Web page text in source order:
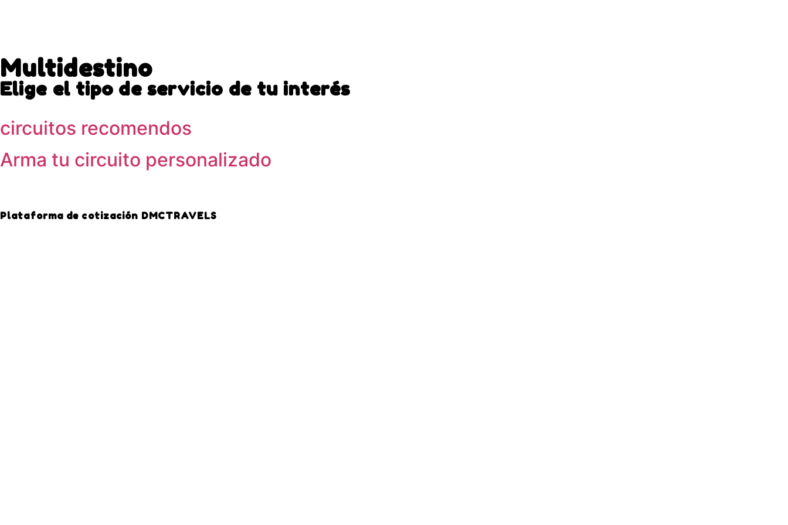
Multidestino
Elige el tipo de servicio de tu interés
circuitos recomendos
Arma tu circuito personalizado
Plataforma de cotización DMCTRAVELS